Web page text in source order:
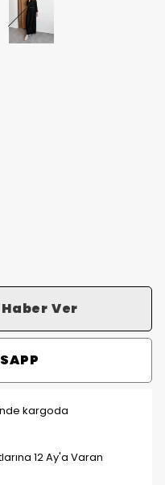
Ver
kargoda
12 Ay'a Varan